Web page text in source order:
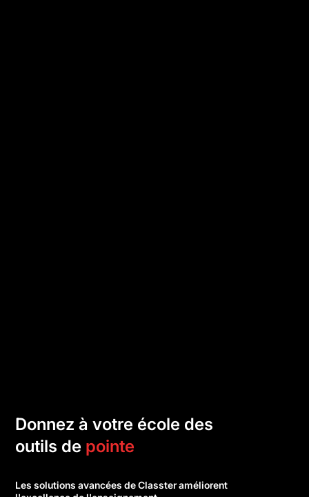
Donnez à votre école des
outils de pointe
Les solutions avancées de Classter améliorent